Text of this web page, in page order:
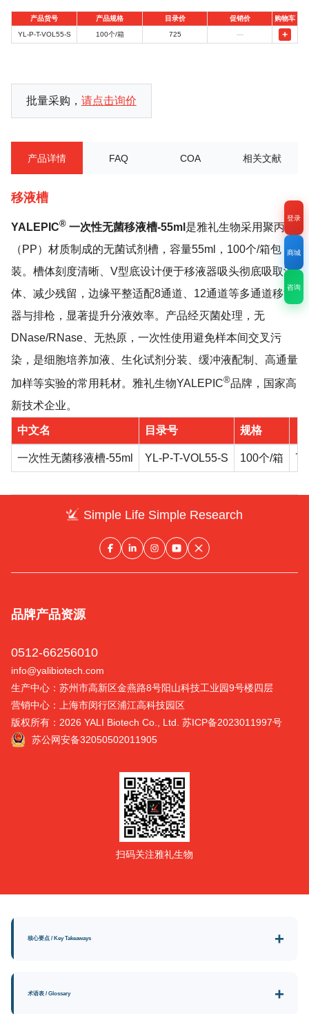
产品货号 产品规格 目录价 促销价 购物车
YL-P-T-VOL55-S 100个/箱 725 — +
批量采购， 请点击询价
产品详情 FAQ COA 相关文献
移液槽
YALEPIC® 一次性无菌移液槽-55ml 是雅礼生物采用聚丙烯
（PP）材质制成的无菌试剂槽，容量55ml，100个/箱包
装。槽体刻度清晰、V型底设计便于移液器吸头彻底吸取液
体、减少残留，边缘平整适配8通道、12通道等多通道移液
器与排枪，显著提升分液效率。产品经灭菌处理，无
DNase/RNase、无热原，一次性使用避免样本间交叉污
染，是细胞培养加液、生化试剂分装、缓冲液配制、高通量
加样等实验的常用耗材。雅礼生物YALEPIC®品牌，国家高
新技术企业。
中文名 目录号 规格
一次性无菌移液槽-55ml YL-P-T-VOL55-S 100个/箱
Simple Life Simple Research
品牌产品资源
0512-66256010
info@yalibiotech.com
生产中心：苏州市高新区金燕路8号阳山科技工业园9号楼四层
营销中心：上海市闵行区浦江高科技园区
版权所有：2026 YALI Biotech Co., Ltd. 苏ICP备2023011997号
苏公网安备32050502011905
扫码关注雅礼生物
登录
商城
咨询
核心要点 / Key Takeaways
术语表 / Glossary